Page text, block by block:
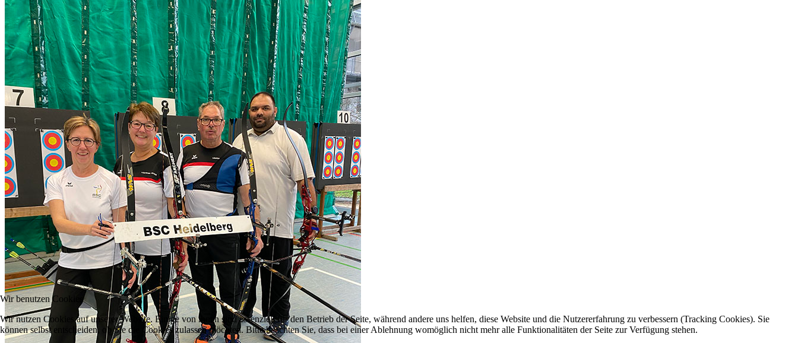
Wir benutzen Cookies
Wir nutzen Cookies auf unserer Website. Einige von ihnen sind essenziell für den Betrieb der Seite, während andere uns helfen, diese Website und die Nutzererfahrung zu verbessern (Tracking Cookies). Sie
können selbst entscheiden, ob Sie die Cookies zulassen möchten. Bitte beachten Sie, dass bei einer Ablehnung womöglich nicht mehr alle Funktionalitäten der Seite zur Verfügung stehen.